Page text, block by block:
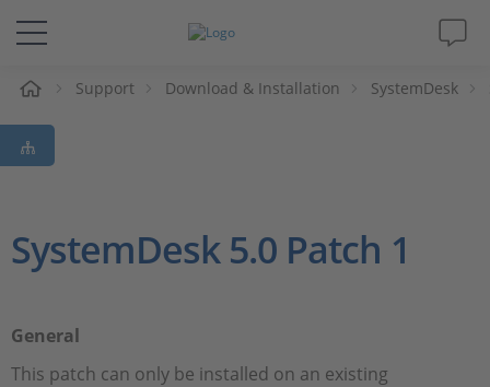
Lösungen & Produkte
Support
Unternehmen
Support Download & Installation SystemDesk
SystemDesk 5.0 Patch 1
General
This patch can only be installed on an existing